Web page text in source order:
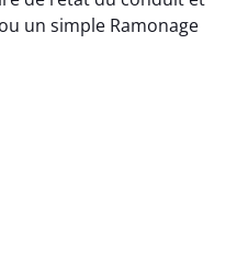
un simple Ramonage